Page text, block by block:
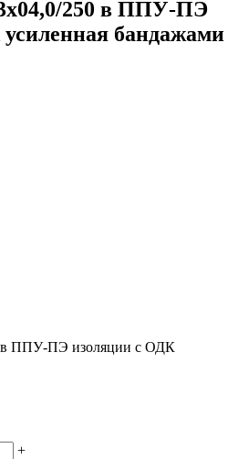
250 в ППУ-ПЭ
бандажами
в ППУ-ПЭ изоляции с ОДК
+